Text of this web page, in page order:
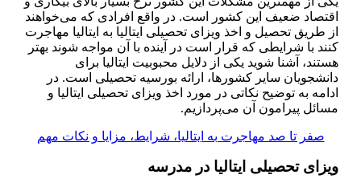
اقتصاد ضعیف این کشور است. در واقع افرادی که می‌خواهند
از طریق تحصیل و اخذ ویزای تحصیلی ایتالیا به ایتالیا مهاجرت
کنند با شرایطی که قرار است در آینده با آن مواجه شوند بهتر
هستند، آشنا شوید یکی از دلایل محبوبیت ایتالیا برای
دانشجویان سایر کشور‌ها، ارائه بورسیه تحصیلی است. در
ادامه به توضیح نکاتی در مورد اخذ ویزای تحصیلی ایتالیا و
مسائل پیرامون آن می‌پردازیم.
صفر تا صد مهاجرت به ایتالیا، شرایط، مزایا و نکات مهم
ویزای تحصیلی ایتالیا در مدرسه